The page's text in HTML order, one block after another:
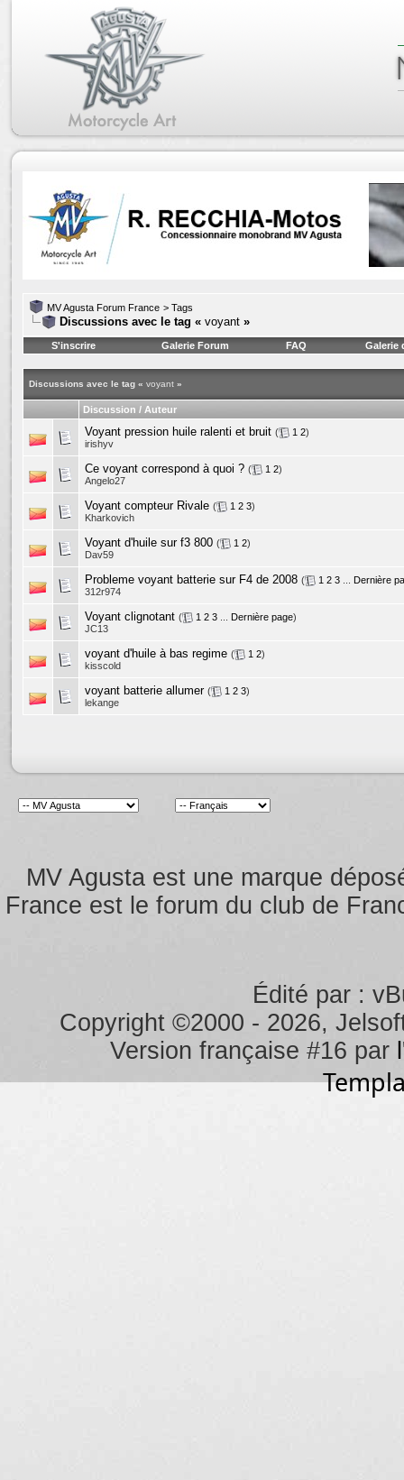
MV Agusta Forum France > Tags
Discussions avec le tag « voyant »
S'inscrire Galerie Forum FAQ Galerie
Discussions avec le tag « voyant »
Discussion / Auteur
Voyant pression huile ralenti et bruit ( 1 2)
irishyv
Ce voyant correspond à quoi ? ( 1 2)
Angelo27
Voyant compteur Rivale ( 1 2 3)
Kharkovich
Voyant d'huile sur f3 800 ( 1 2)
Dav59
Probleme voyant batterie sur F4 de 2008 ( 1 2 3
Dernière
312r974
Voyant clignotant ( 1 2 3 Dernière page)
JC13
voyant d'huile à bas regime ( 1 2)
kisscold
voyant batterie allumer ( 1 2 3)
lekange
MV Agusta est une marque
France est le forum du club de
Édité par :
Copyright ©2000 - 2026,
Version française #16 par